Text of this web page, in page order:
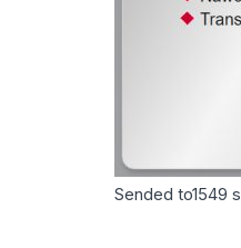
Sended to1549